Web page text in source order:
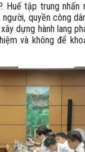
Huế tập trung nhấn
quyền công
dựng hành lang
và không để